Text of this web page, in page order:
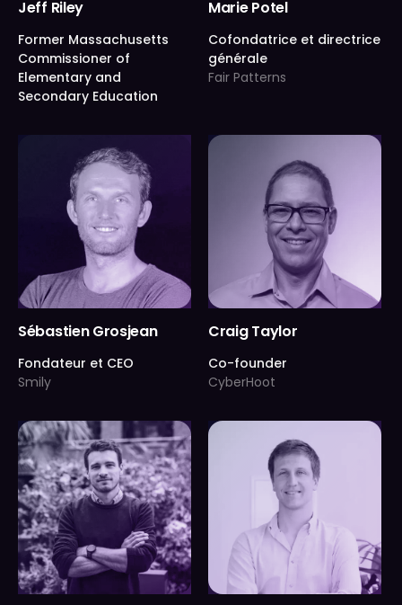
Jeff Riley
Former Massachusetts
Commissioner of
Elementary and
Secondary Education
Marie Potel
Cofondatrice et directrice
générale
Fair Patterns
Sébastien Grosjean
Fondateur et CEO
Smily
Craig Taylor
Co-founder
CyberHoot